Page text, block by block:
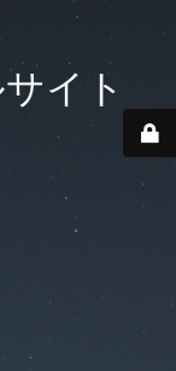
イト